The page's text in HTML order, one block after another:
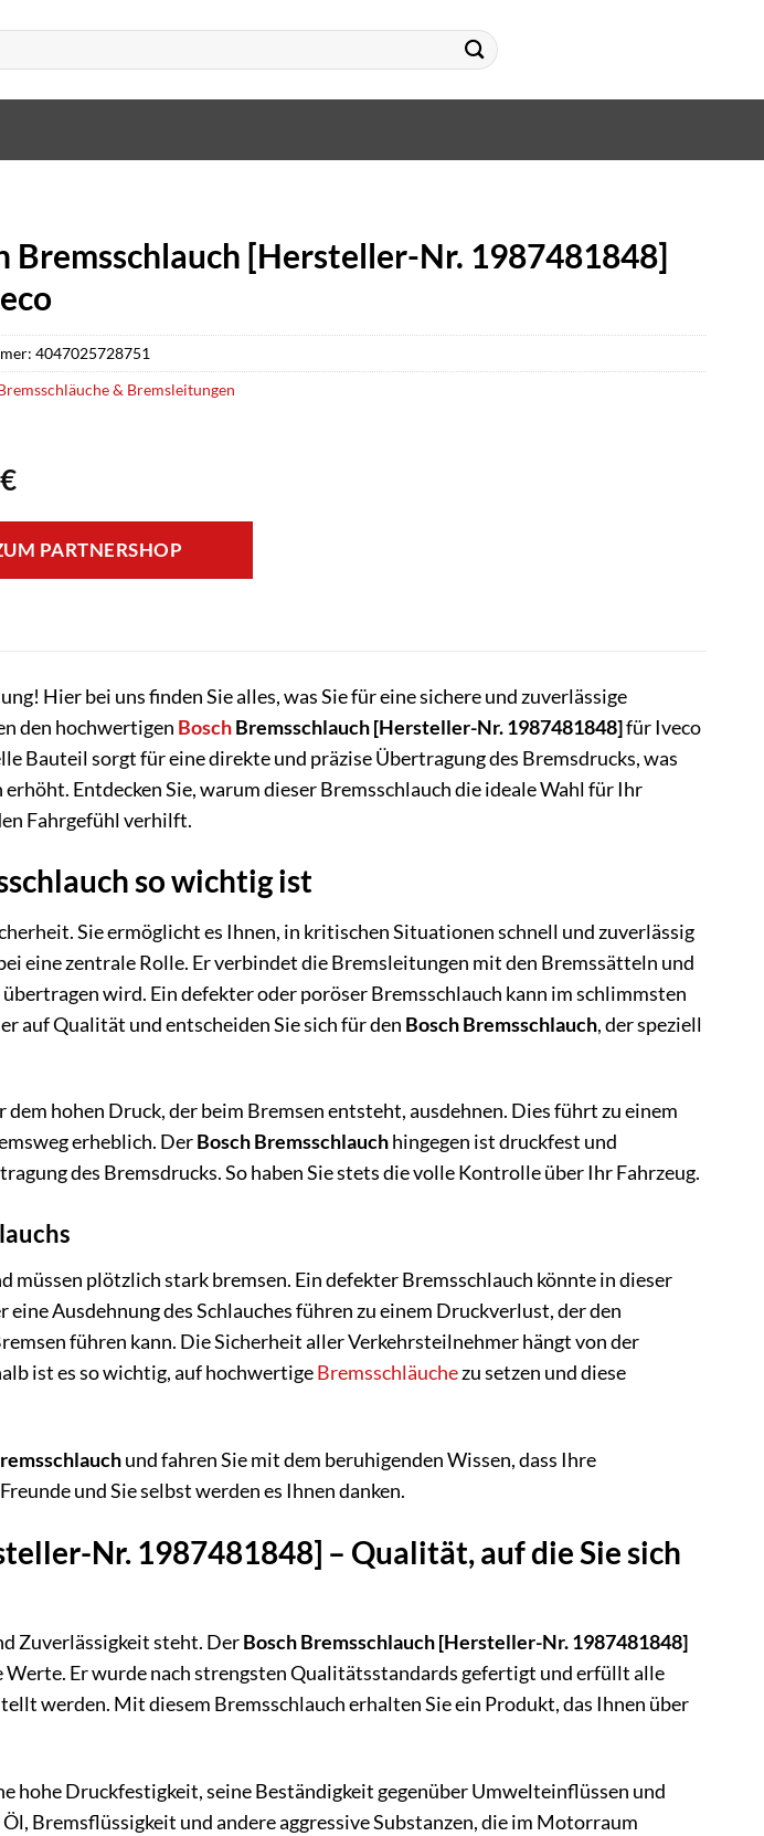
Bremsschlauch [Hersteller-Nr. 1987481848]
€
PARTNERSHOP
4047025728751
& Bremsleitungen
Hier bei uns finden Sie alles, was Sie für eine sichere und zuverlässige
den hochwertigen BoschBremsschlauch [Hersteller-Nr. 1987481848]für Iveco
Bauteil sorgt für eine direkte und präzise Übertragung des Bremsdrucks, was
Entdecken Sie, warum dieser Bremsschlauch die ideale Wahl für Ihr
Fahrgefühl verhilft.
so wichtig ist
Sie ermöglicht es Ihnen, in kritischen Situationen schnell und zuverlässig
eine zentrale Rolle. Er verbindet die Bremsleitungen mit den Bremssätteln und
wird. Ein defekter oder poröser Bremsschlauch kann im schlimmsten
auf Qualität und entscheiden Sie sich für den Bosch Bremsschlauch, der speziell
hohen Druck, der beim Bremsen entsteht, ausdehnen. Dies führt zu einem
erheblich. DerBosch Bremsschlauchhingegen ist druckfest und
des Bremsdrucks. So haben Sie stets die volle Kontrolle über Ihr Fahrzeug.
müssen plötzlich stark bremsen. Ein defekter Bremsschlauch könnte in dieser
Ausdehnung des Schlauches führen zu einem Druckverlust, der den
führen kann. Die Sicherheit aller Verkehrsteilnehmer hängt von der
ist es so wichtig, auf hochwertigeBremsschläuchezu setzen und diese
und fahren Sie mit dem beruhigenden Wissen, dass Ihre
und Sie selbst werden es Ihnen danken.
Nr. 1987481848] – Qualität, auf die Sie sich
Zuverlässigkeit steht. DerBosch Bremsschlauch [Hersteller-Nr. 1987481848]
Werte. Er wurde nach strengsten Qualitätsstandards gefertigt und erfüllt alle
werden. Mit diesem Bremsschlauch erhalten Sie ein Produkt, das Ihnen über
hohe Druckfestigkeit, seine Beständigkeit gegenüber Umwelteinflüssen und
Bremsflüssigkeit und andere aggressive Substanzen, die im Motorraum